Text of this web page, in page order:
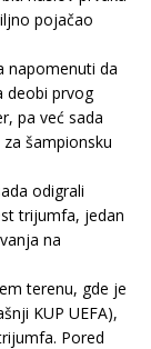
pojačao
napomenuti da
deobi prvog
pa već sada
šampionsku
odigrali
trijumfa, jedan
na
terenu, gde je
KUP UEFA),
Pored